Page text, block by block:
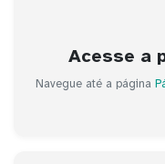
Acesse a
Navegue até a página